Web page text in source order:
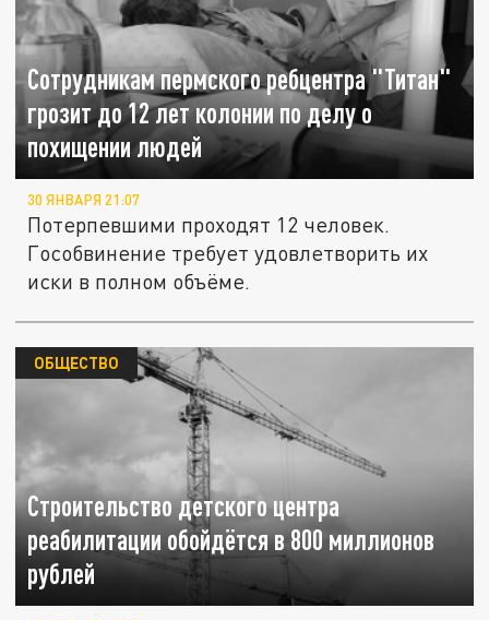
Сотрудникам пермского ребцентра "Титан"
грозит до 12 лет колонии по делу о
похищении людей
30 ЯНВАРЯ 21:07
Потерпевшими проходят 12 человек.
Гособвинение требует удовлетворить их
иски в полном объёме.
Строительство детского центра
реабилитации обойдётся в 800 миллионов
рублей
ОБЩЕСТВО